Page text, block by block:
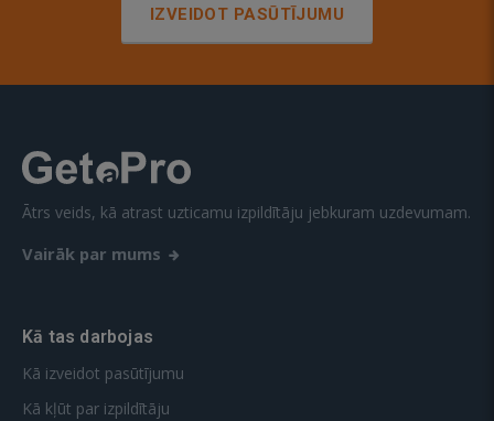
IZVEIDOT PASŪTĪJUMU
Ātrs veids, kā atrast uzticamu izpildītāju jebkuram uzdevumam.
Vairāk par mums
Kā tas darbojas
Kā izveidot pasūtījumu
Kā kļūt par izpildītāju